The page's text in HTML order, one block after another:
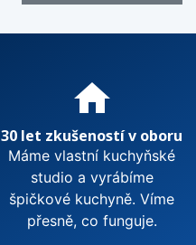
home
30 let zkušeností v oboru
Máme vlastní kuchyňské
studio a vyrábíme
špičkové kuchyně. Víme
přesně, co funguje.